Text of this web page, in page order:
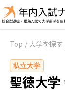
Top / 大学を探す
私立大学
聖徳大学